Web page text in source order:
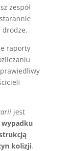
zespół
drodze.
raporty
jest
kolizji.